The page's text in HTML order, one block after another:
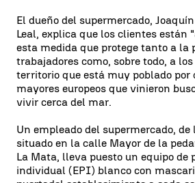
El dueño del supermercado,
Leal, explica que los clientes están
esta medida que protege tanto a la
trabajadores como, sobre todo, a
territorio que está muy poblado por
mayores europeos que vinieron
vivir cerca del mar.
Un empleado del supermercado,
situado en la calle Mayor de la
La Mata, lleva puesto un equipo de
individual (EPI) blanco con